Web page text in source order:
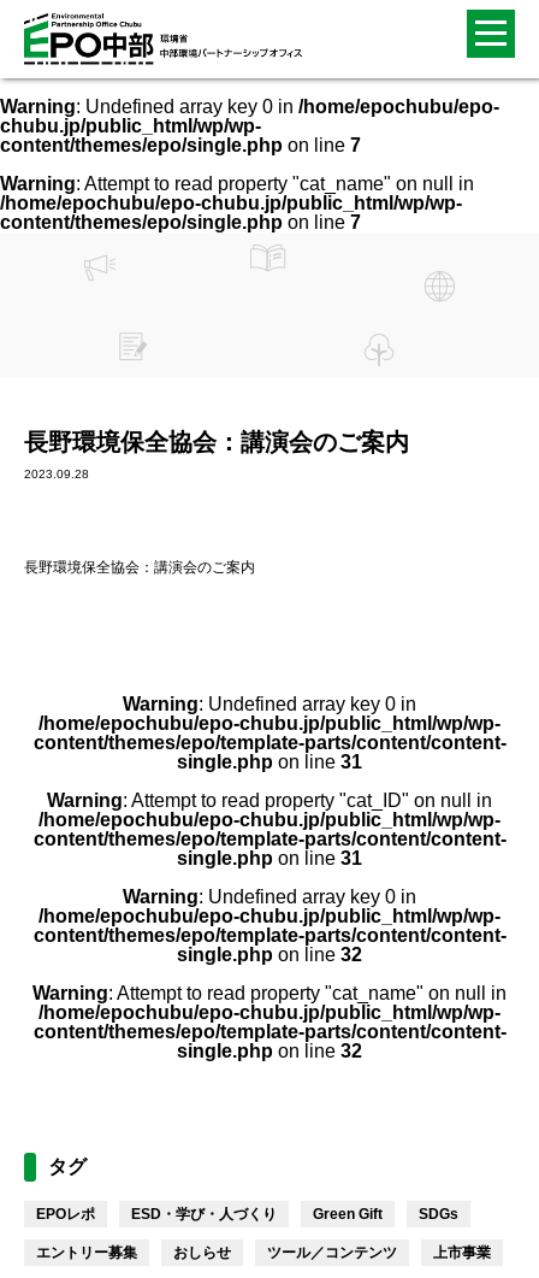
Warning: Undefined array key 0 in /home/epochubu/epo-
chubu.jp/public_html/wp/wp-
content/themes/epo/single.php on line 7
Warning: Attempt to read property "cat_name" on null in
/home/epochubu/epo-chubu.jp/public_html/wp/wp-
content/themes/epo/single.php on line 7
長野環境保全協会：講演会のご案内
2023.09.28
長野環境保全協会：講演会のご案内
Warning: Undefined array key 0 in
/home/epochubu/epo-chubu.jp/public_html/wp/wp-
content/themes/epo/template-parts/content/content-
single.php on line 31
Warning: Attempt to read property "cat_ID" on null in
/home/epochubu/epo-chubu.jp/public_html/wp/wp-
content/themes/epo/template-parts/content/content-
single.php on line 31
Warning: Undefined array key 0 in
/home/epochubu/epo-chubu.jp/public_html/wp/wp-
content/themes/epo/template-parts/content/content-
single.php on line 32
Warning: Attempt to read property "cat_name" on null in
/home/epochubu/epo-chubu.jp/public_html/wp/wp-
content/themes/epo/template-parts/content/content-
single.php on line 32
タグ
EPOレポ ESD・学び・人づくり Green Gift SDGs
エントリー募集 おしらせ ツール／コンテンツ 上市事業